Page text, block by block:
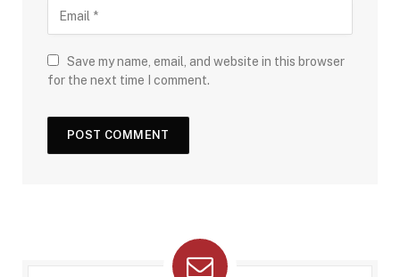
Save my name, email, and website in this browser
for the next time I comment.